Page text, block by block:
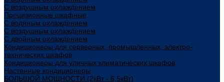
С воздушным охлаждением
Прецизионные шкафные
С водяным охлаждением
С воздушным охлаждением
С двойным охлаждением
Кондиционеры для серверных, промышленных, электро-
технических шкафов
Кондиционеры для уличных климатических шкафов
Настенные кондиционеры
БОЛЬШОЙ МОЩНОСТИ (2кВт - 6,5кВт)